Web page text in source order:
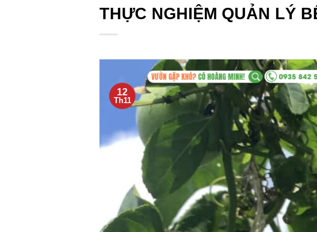
THỰC NGHIỆM QUẢN LÝ
12
Th11